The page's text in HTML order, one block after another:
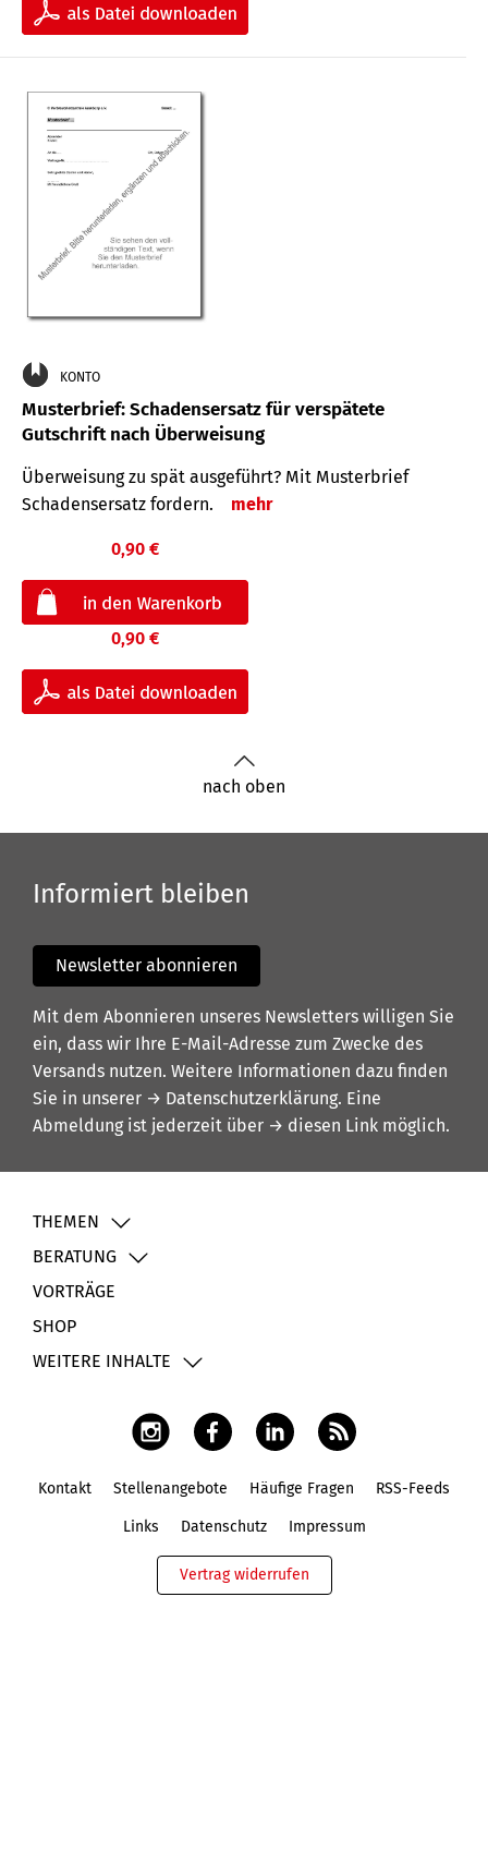
KONTO
Musterbrief: Schadensersatz für verspätete
Gutschrift nach Überweisung
Überweisung zu spät ausgeführt? Mit Musterbrief
Schadensersatz fordern.
mehr
0,90 €
0,90 €
nach oben
Informiert bleiben
Newsletter abonnieren
Mit dem Abonnieren unseres Newsletters willigen Sie
ein, dass wir Ihre E-Mail-Adresse zum Zwecke des
Versands nutzen. Weitere Informationen dazu finden
Sie in unserer → Datenschutzerklärung. Eine
Abmeldung ist jederzeit über → diesen Link möglich.
THEMEN
BERATUNG
VORTRÄGE
SHOP
WEITERE INHALTE
Kontakt Stellenangebote Häufige Fragen RSS-Feeds
Links Datenschutz Impressum
Vertrag widerrufen